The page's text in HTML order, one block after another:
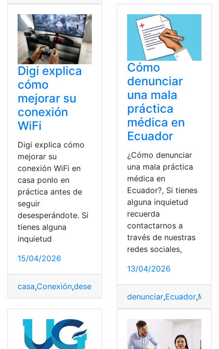
Digi explica
cómo
mejorar su
conexión
WiFi
Digi explica cómo
mejorar su
conexión WiFi en
casa ponlo en
práctica antes de
seguir
desesperándote. Si
tienes alguna
inquietud
15/04/2026
casa,Conexión,desesperándote,Digi,práctica,WiFi
Cómo
denunciar
una mala
práctica
médica en
Ecuador
¿Cómo denunciar
una mala práctica
médica en
Ecuador?, Si tienes
alguna inquietud
recuerda
contactarnos a
través de nuestras
redes sociales,
13/04/2026
denunciar,Ecuador,Mala